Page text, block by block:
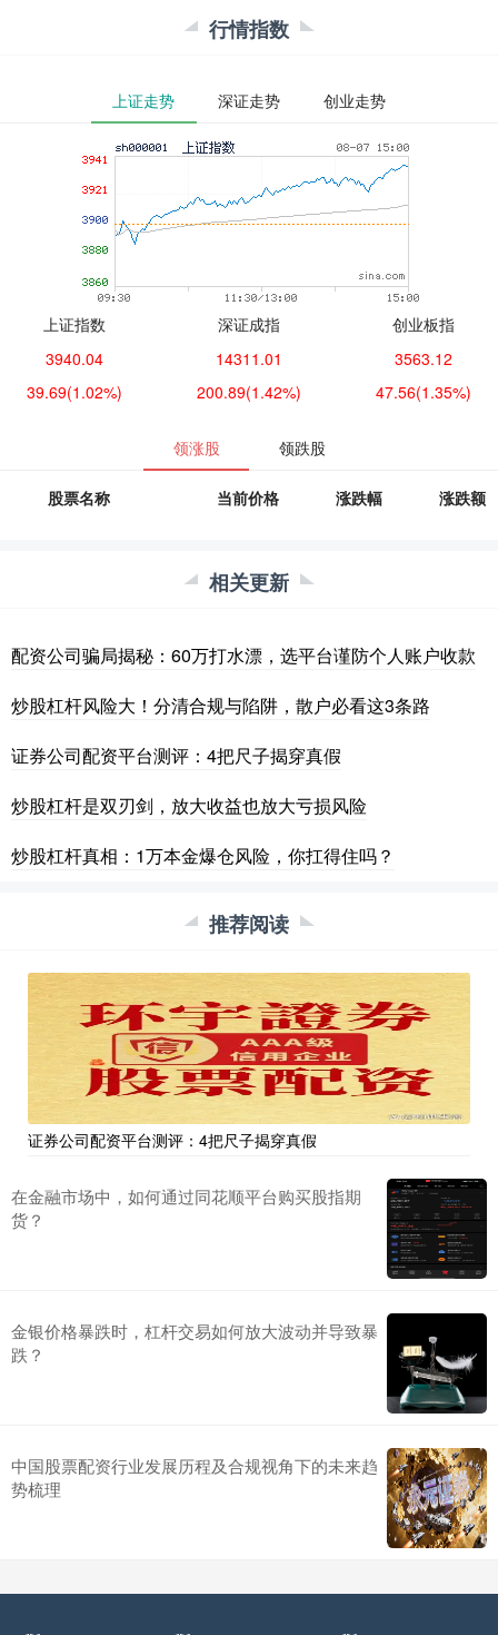
行情指数
上证走势 深证走势 创业走势
上证指数
3940.04
39.69(1.02%)
深证成指
14311.01
200.89(1.42%)
创业板指
3563.12
47.56(1.35%)
领涨股 领跌股
股票名称 当前价格 涨跌幅 涨跌额
相关更新
配资公司骗局揭秘：60万打水漂，选平台谨防个人账户收款
炒股杠杆风险大！分清合规与陷阱，散户必看这3条路
证券公司配资平台测评：4把尺子揭穿真假
炒股杠杆是双刃剑，放大收益也放大亏损风险
炒股杠杆真相：1万本金爆仓风险，你扛得住吗？
推荐阅读
证券公司配资平台测评：4把尺子揭穿真假
在金融市场中，如何通过同花顺平台购买股指期
货？
金银价格暴跌时，杠杆交易如何放大波动并导致暴
跌？
中国股票配资行业发展历程及合规视角下的未来趋
势梳理